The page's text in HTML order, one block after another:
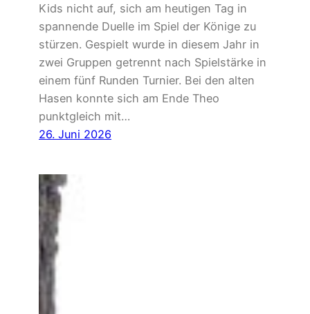
Kids nicht auf, sich am heutigen Tag in
spannende Duelle im Spiel der Könige zu
stürzen. Gespielt wurde in diesem Jahr in
zwei Gruppen getrennt nach Spielstärke in
einem fünf Runden Turnier. Bei den alten
Hasen konnte sich am Ende Theo
punktgleich mit…
26. Juni 2026